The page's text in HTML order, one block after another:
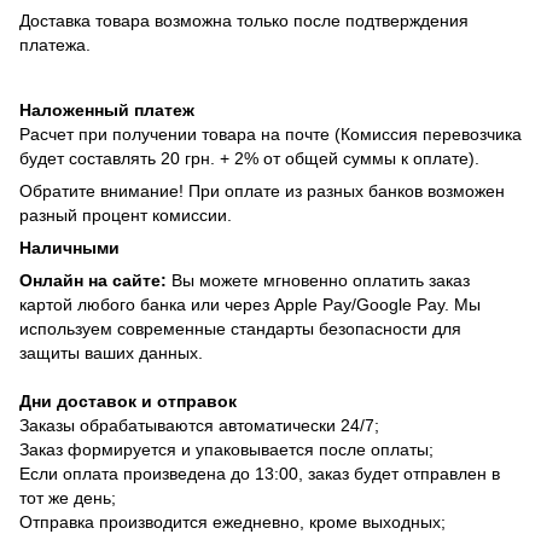
Доставка товара возможна только после подтверждения
платежа.
Наложенный платеж
Расчет при получении товара на почте (Комиссия перевозчика
будет составлять 20 грн. + 2% от общей суммы к оплате).
Обратите внимание! При оплате из разных банков возможен
разный процент комиссии.
Наличными
Онлайн на сайте: Вы можете мгновенно оплатить заказ
картой любого банка или через Apple Pay/Google Pay. Мы
используем современные стандарты безопасности для
защиты ваших данных.
Дни доставок и отправок
Заказы обрабатываются автоматически 24/7;
Заказ формируется и упаковывается после оплаты;
Если оплата произведена до 13:00, заказ будет отправлен в
тот же день;
Отправка производится ежедневно, кроме выходных;